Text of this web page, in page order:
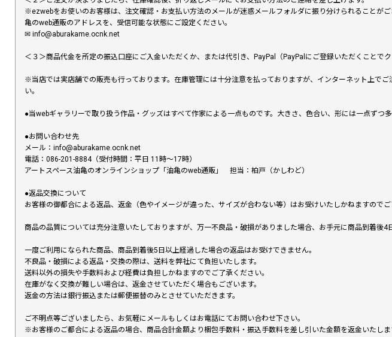
※ezwebをお使いのお客様は、注文確認・お支払い方法のメールが迷惑メールフォルダに振り分けられることが
亀のweb通販のアドレスを、受信可能な状態にご設定ください。
✉︎ info@aburakame.ocnk.net
＜３＞商品代金を所定の振込口座にご入金いただくか、または代引き、PayPal（PayPalにご登録いただくこと
※当店では実店舗での販売も行っております。在庫管理には十分注意を払っておりますが、インターネット上で
い。
●当webギャラリーで取り扱う作品・グッズはすべて作家による一点ものです。大きさ、色合い、形には一点ずつ
●お問い合わせ先
メール：info@aburakame.ocnk.net
電話：086-201-8884（受付時間：平日 11時〜17時）
アートスペース油亀のオンラインショップ「油亀のweb通販」 担当：柏戸（かしわど）
●返品交換について
お客様の御都合による返品、返金（色やイメージが違った、サイズが合わない等）はお受けいたしかねますのでご
商品の品質については充分注意いたしておりますが、万一不良品・破損がありました場合、お手元に商品到着後4
一度ご利用になられた商品、商品到着後5日以上経過した場合の返品はお受けできません。
不良品・破損による返品・交換の際は、送料を弊社にて負担いたします。
送料以外の損失や手数料および経費は負担しかねますのでご了承ください。
在庫がなく交換が難しい場合は、返金させていただく場合もございます。
返金の方法は銀行振込または郵便振替のみとさせていただきます。
ご不明点等ございましたら、お気軽にメールもしくはお電話にてお問い合わせ下さい。
※お客様のご都合による返品の場合、商品合計金額より梱包手数料・振込手数料を差し引いた金額を返金いたし